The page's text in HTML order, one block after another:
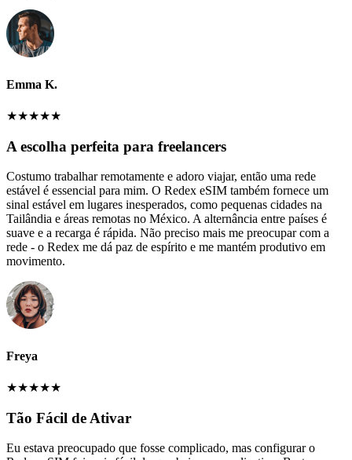
Emma K.
★★★★★
A escolha perfeita para freelancers
Costumo trabalhar remotamente e adoro viajar, então uma rede
estável é essencial para mim. O Redex eSIM também fornece um
sinal estável em lugares inesperados, como pequenas cidades na
Tailândia e áreas remotas no México. A alternância entre países é
suave e a recarga é rápida. Não preciso mais me preocupar com a
rede - o Redex me dá paz de espírito e me mantém produtivo em
movimento.
Freya
★★★★★
Tão Fácil de Ativar
Eu estava preocupado que fosse complicado, mas configurar o